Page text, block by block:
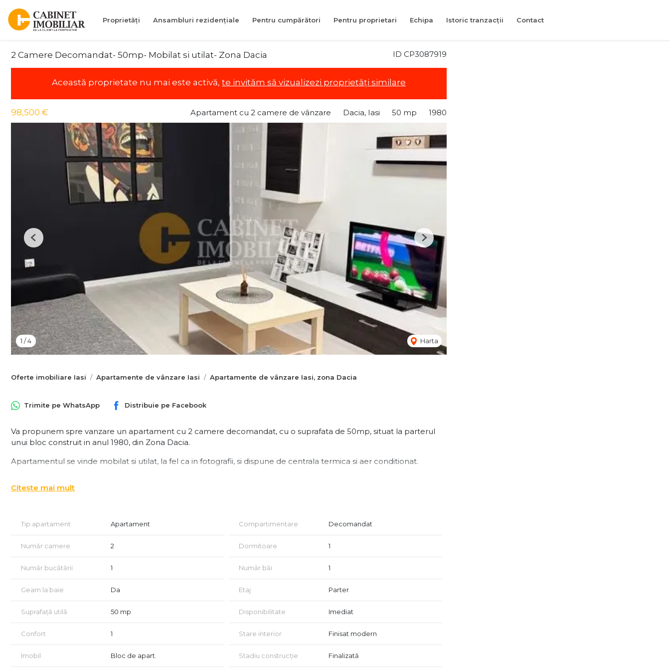
Proprietăți Ansambluri rezidențiale Pentru cumpărători Pentru proprietari Echipa Istoric tranzacții Contact
ID CP3087919
2 Camere Decomandat- 50mp- Mobilat si utilat- Zona Dacia
Această proprietate nu mai este activă, te invităm să vizualizezi proprietăți similare
98,500 € Apartament cu 2 camere de vânzare Dacia, Iasi 50 mp 1980
1 /4 Harta
Previous Next
Oferte imobiliare Iasi Apartamente de vânzare Iasi Apartamente de vânzare Iasi, zona Dacia
Trimite pe WhatsApp Distribuie pe Facebook
Va propunem spre vanzare un apartament cu 2 camere decomandat, cu o suprafata de 50mp, situat la parterul
unui bloc construit in anul 1980, din Zona Dacia.
Apartamentul se vinde mobilat si utilat, la fel ca in fotografii, si dispune de centrala termica si aer conditionat.
Citește mai mult
Tip apartament Apartament Compartimentare Decomandat
Număr camere 2 Dormitoare 1
Număr bucătării 1 Număr băi 1
Geam la baie Da Etaj Parter
Suprafață utilă 50 mp Disponibilitate Imediat
Confort 1 Stare interior Finisat modern
Imobil Bloc de apart. Stadiu construcție Finalizată